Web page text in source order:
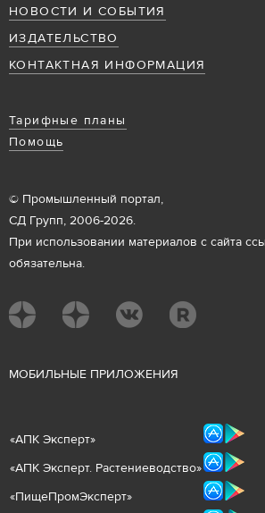
НОВОСТИ И СОБЫТИЯ
ИЗДАТЕЛЬСТВО
КОНТАКТНАЯ ИНФОРМАЦИЯ
Тарифные планы
Помощь
© Промышленный портал,
СД Групп, 2006-2026.
При использовании материалов с сайта
обязательна.
МОБИЛЬНЫЕ ПРИЛОЖЕНИЯ
«АПК Эксперт»
«АПК Эксперт. Растениеводство»
«ПищеПромЭксперт»